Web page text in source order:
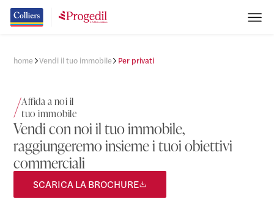
home Vendi il tuo immobile Per privati
Affida a noi il
tuo immobile
Vendi con noi il tuo immobile,
raggiungeremo insieme i tuoi obiettivi
commerciali
SCARICA LA BROCHURE